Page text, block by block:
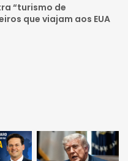
“turismo de
que viajam aos EUA